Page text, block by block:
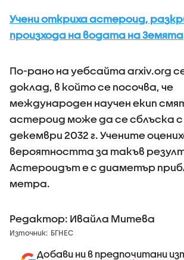
Учени откриха астероид,
произхода на водата на Земята
По-рано на уебсайта arxiv.org
доклад, в който се посочва, че
международен научен екип
астероид може да се сблъска с
декември 2032 г. Учените
вероятността за такъв
Астероидът е с диаметър
метра.
Редактор: Ивайла Митева
Източник: БГНЕС
Добави ни в предпочитани